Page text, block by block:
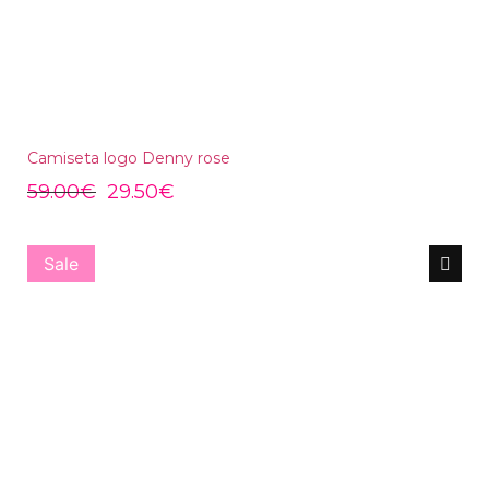
Camiseta logo Denny rose
59.00€ 29.50€
Sale